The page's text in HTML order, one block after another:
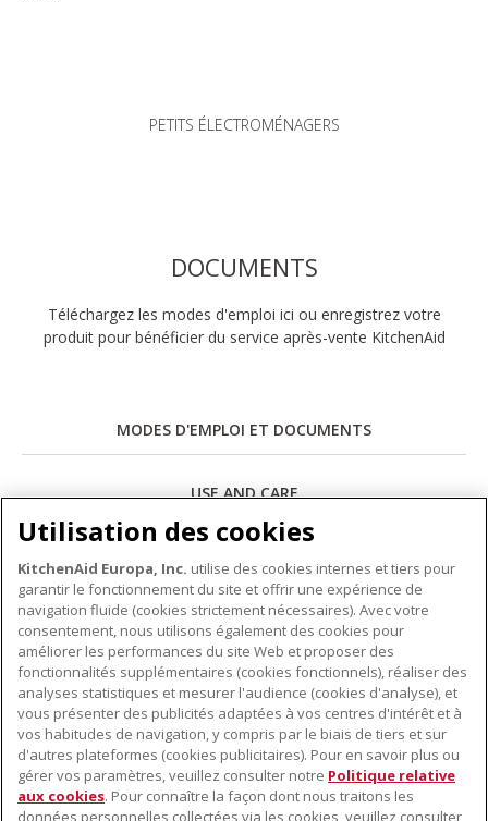
PETITS ÉLECTROMÉNAGERS
DOCUMENTS
Téléchargez les modes d'emploi ici ou enregistrez votre
produit pour bénéficier du service après-vente KitchenAid
MODES D'EMPLOI ET DOCUMENTS
USE AND CARE
Télécharger
À PROPOS DE KITCHENAID
À propos de KitchenAid
Histoire de la marque
Communiqués de presse
ODR
NOS PRODUITS
Petits électroménagers
Matériel de cuisine
SERVICE CLIENT
Utilisation des cookies
KitchenAid Europa, Inc. utilise des cookies internes et tiers pour
garantir le fonctionnement du site et offrir une expérience de
navigation fluide (cookies strictement nécessaires). Avec votre
consentement, nous utilisons également des cookies pour
améliorer les performances du site Web et proposer des
fonctionnalités supplémentaires (cookies fonctionnels), réaliser des
analyses statistiques et mesurer l'audience (cookies d'analyse), et
vous présenter des publicités adaptées à vos centres d'intérêt et à
vos habitudes de navigation, y compris par le biais de tiers et sur
d'autres plateformes (cookies publicitaires). Pour en savoir plus ou
gérer vos paramètres, veuillez consulter notre Politique relative
aux cookies. Pour connaître la façon dont nous traitons les